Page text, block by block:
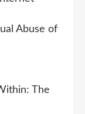
Abuse of
The